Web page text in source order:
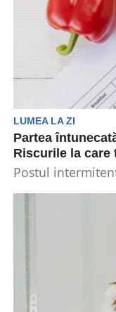
LUMEA LA ZI
Partea
Riscurile la care
Postul
Această